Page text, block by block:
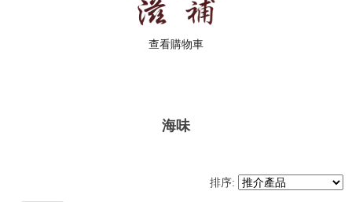
查看購物車
海味
排序: